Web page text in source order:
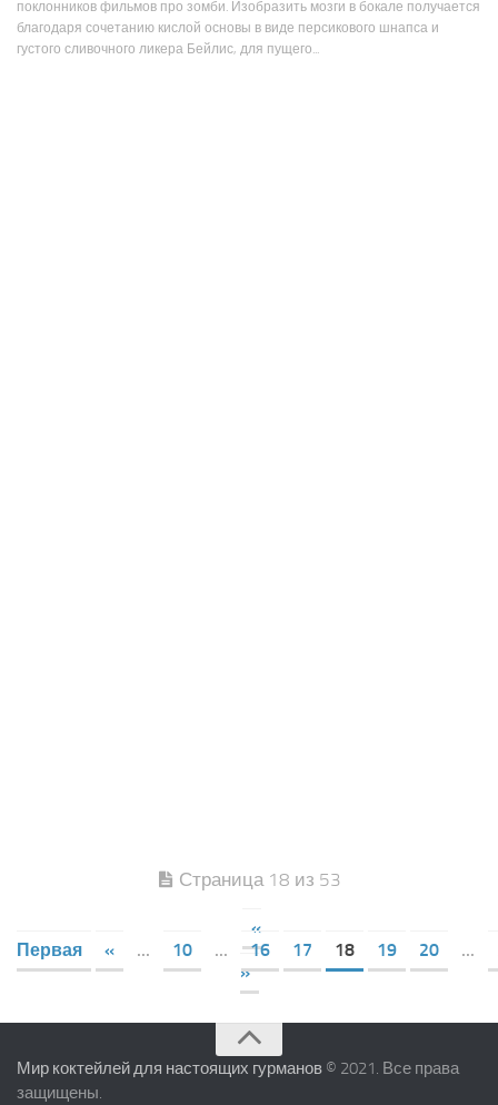
поклонников фильмов про зомби. Изобразить мозги в бокале получается
благодаря сочетанию кислой основы в виде персикового шнапса и
густого сливочного ликера Бейлис, для пущего...
Страница 18 из 53
«
Первая
« ... 10 ... 16 17 18 19 20 ...
»
Мир коктейлей для настоящих гурманов © 2021. Все права
защищены.